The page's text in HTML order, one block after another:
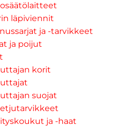
läpiviennit
ja -tarvikkeet
ja poijut
korit
suojat
ja -haat